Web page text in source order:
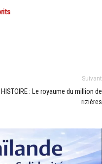
Suivant
: Le royaume du million de
rizières